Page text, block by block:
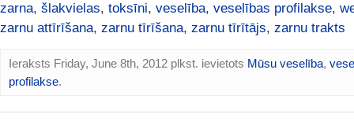
zarna, šlakvielas, toksīni, veselība, veselības profilakse,
zarnu attīrīšana, zarnu tīrīšana, zarnu tīrītājs, zarnu trakts
Ieraksts Friday, June 8th, 2012 plkst. ievietots Mūsu veselība,
profilakse.